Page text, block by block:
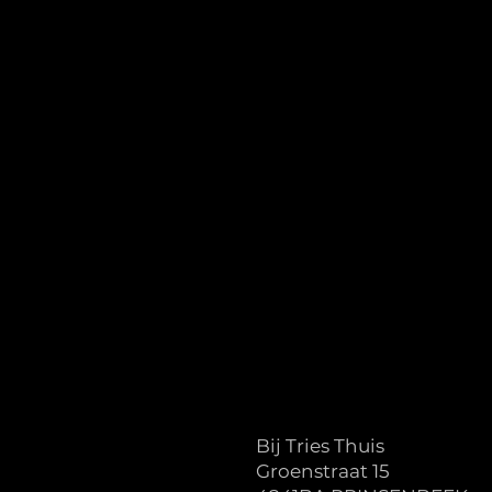
Bij Tries Thuis
Groenstraat 15